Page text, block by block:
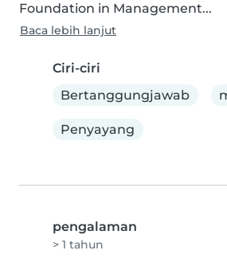
Foundation in Management...
Baca lebih lanjut
Ciri-ciri
Bertanggungjawab
Penyayang
pengalaman
> 1 tahun